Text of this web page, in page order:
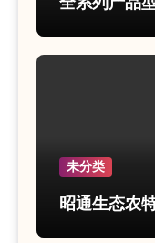
全系列产品
未分类
昭通生态农